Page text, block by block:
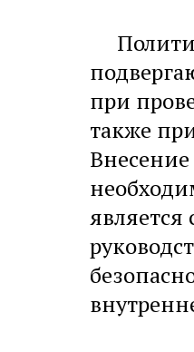
при
также
является